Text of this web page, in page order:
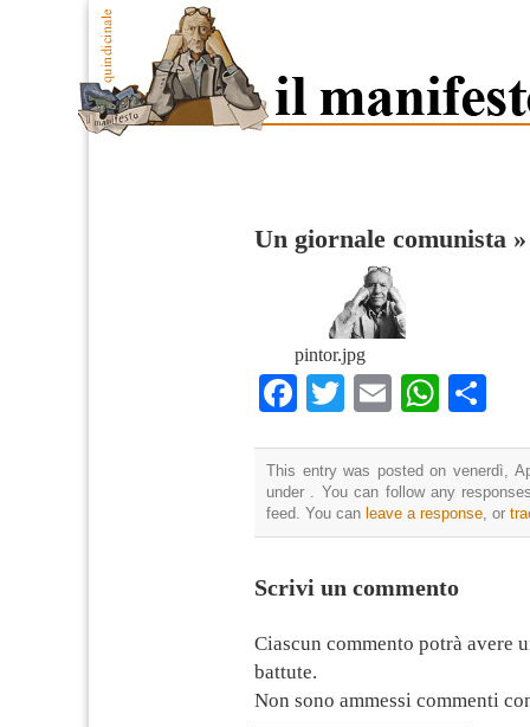
Un giornale comunista
pintor.jpg
Facebook
Twitter
Email
This entry was posted on venerdì,
under . You can follow any
feed. You can leave a response , or
Scrivi un commento
Ciascun commento potrà avere
battute.
Non sono ammessi commenti